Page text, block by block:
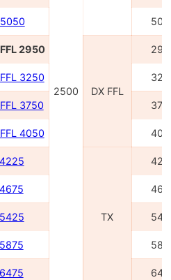
2500
2950
DX FFL
3250
3750
4050
TX